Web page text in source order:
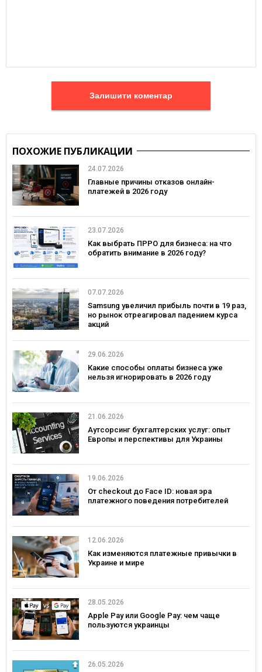
Залишити коментар
ПОХОЖИЕ ПУБЛИКАЦИИ
24.07.2026
Главные причины отказов онлайн-
платежей в 2026 году
23.07.2026
Как выбрать ПРРО для бизнеса: на что
обратить внимание в 2026 году?
07.07.2026
Samsung увеличил прибыль почти в 19 раз,
но рынок отреагировал падением курса
акций
29.06.2026
Какие способы оплаты бизнеса уже
нельзя игнорировать в 2026 году
21.06.2026
Аутсорсинг бухгалтерских услуг: опыт
Европы и перспективы для Украины
19.06.2026
От checkout до Face ID: новая эра
платежного поведения потребителей
12.06.2026
Как изменяются платежные привычки в
Украине и мире
28.05.2026
Apple Pay или Google Pay: чем чаще
пользуются украинцы
26.05.2026